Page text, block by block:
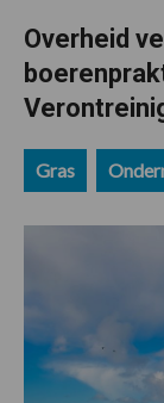
Overheid
Gras